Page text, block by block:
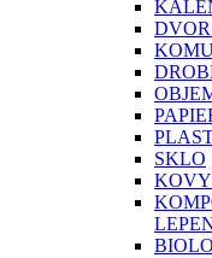
SKLO
KOVY